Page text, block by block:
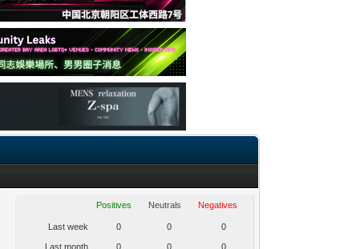
Positives Neutrals Negatives
Last week 0 0 0
Last month 0 0 0